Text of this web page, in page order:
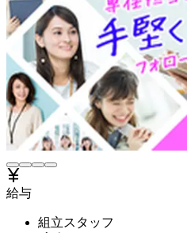
給与
組立スタッフ